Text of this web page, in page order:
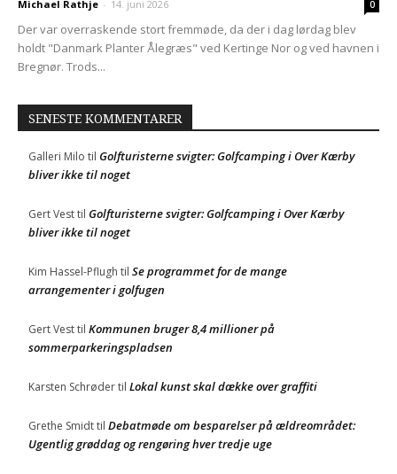
Michael Rathje - 14. juni 2026 0
Der var overraskende stort fremmøde, da der i dag lørdag blev
holdt "Danmark Planter Ålegræs" ved Kertinge Nor og ved havnen i
Bregnør. Trods...
SENESTE KOMMENTARER
Galleri Milo til Golfturisterne svigter: Golfcamping i Over Kærby
bliver ikke til noget
Gert Vesttil Golfturisterne svigter: Golfcamping i Over Kærby
bliver ikke til noget
Kim Hassel-Pflugh til Se programmet for de mange
arrangementer i golfugen
Gert Vesttil Kommunen bruger 8,4 millioner på
sommerparkeringspladsen
Karsten Schrødertil Lokal kunst skal dække over graffiti
Grethe Smidttil Debatmøde om besparelser på ældreområdet:
Ugentlig grøddag og rengøring hver tredje uge